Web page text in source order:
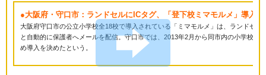
●大阪府・守口市：ランドセルにICタグ、「登下校ミマモルメ」導入
大阪府守口市の公立小学校全18校で導入されている「ミマモルメ」は、ランドセ
と自動的に保護者へメールを配信。守口市では、2013年2月から同市内の小学校4
め導入を決めたという。